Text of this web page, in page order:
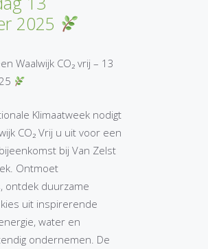
2025
Waalwijk CO₂ vrij – 13
Klimaatweek nodigt
CO₂ Vrij u uit voor een
bij Van Zelst
Ontmoet
ontdek duurzame
uit inspirerende
water en
ondernemen. De